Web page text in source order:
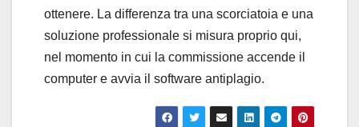
ottenere. La differenza tra una scorciatoia e una
soluzione professionale si misura proprio qui,
nel momento in cui la commissione accende il
computer e avvia il software antiplagio.